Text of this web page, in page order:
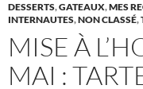
DESSERTS,GATEAUX,MES
INTERNAUTES,NON CLASSÉ,
MISE À
MAI :